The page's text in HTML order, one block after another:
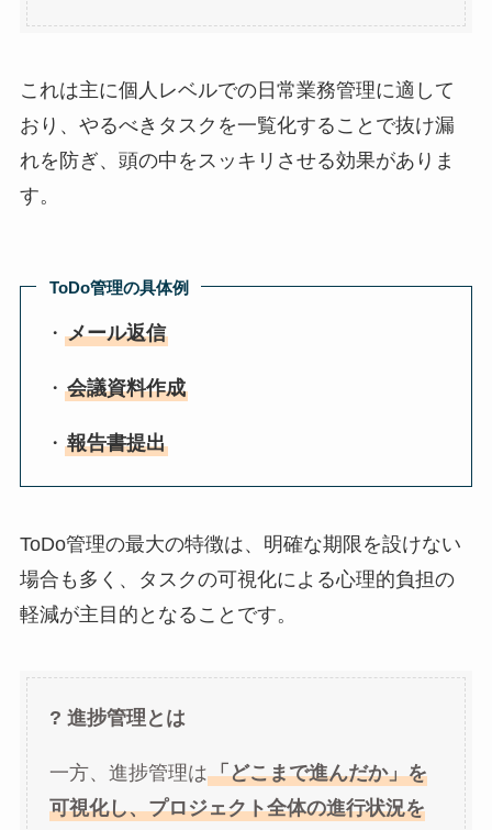
これは主に個人レベルでの日常業務管理に適して
おり、やるべきタスクを一覧化することで抜け漏
れを防ぎ、頭の中をスッキリさせる効果がありま
す。
ToDo管理の具体例
・メール返信
・会議資料作成
・報告書提出
ToDo管理の最大の特徴は、明確な期限を設けない
場合も多く、タスクの可視化による心理的負担の
軽減が主目的となることです。
? 進捗管理とは
一方、進捗管理は「どこまで進んだか」を
可視化し、プロジェクト全体の進行状況を